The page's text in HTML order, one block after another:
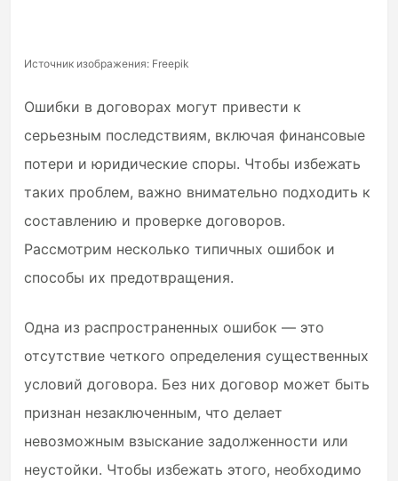
Источник изображения: Freepik
Ошибки в договорах могут привести к
серьезным последствиям, включая финансовые
потери и юридические споры. Чтобы избежать
таких проблем, важно внимательно подходить к
составлению и проверке договоров.
Рассмотрим несколько типичных ошибок и
способы их предотвращения.
Одна из распространенных ошибок — это
отсутствие четкого определения существенных
условий договора. Без них договор может быть
признан незаключенным, что делает
невозможным взыскание задолженности или
неустойки. Чтобы избежать этого, необходимо